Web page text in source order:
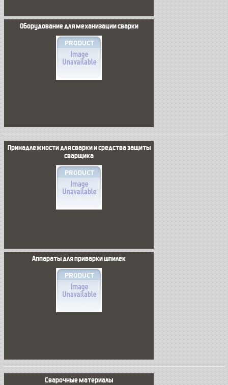
Оборудование для механизации сварки
Принадлежности для сварки и средства защиты
сварщика
Аппараты для приварки шпилек
Сварочные материалы